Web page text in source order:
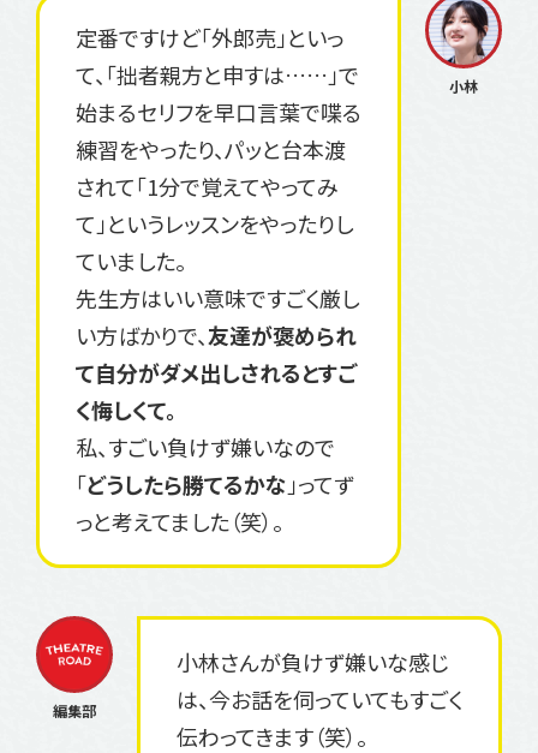
定番ですけど「外郎売」といっ
て、「拙者親方と申すは……」で
始まるセリフを早口言葉で喋る
練習をやったり、パッと台本渡
されて「1分で覚えてやってみ
て」というレッスンをやったりし
ていました。
先生方はいい意味ですごく厳し
い方ばかりで、友達が褒められ
て自分がダメ出しされるとすご
く悔しくて。
私、すごい負けず嫌いなので
「どうしたら勝てるかな 」ってず
っと考えてました（笑）。
小林さんが負けず嫌いな感じ
は、今お話を伺っていてもすごく
伝わってきます（笑）。